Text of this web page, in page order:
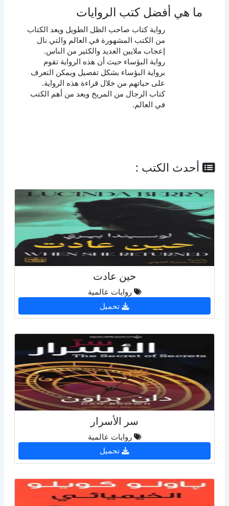
ما هي أفضل كتب الروايات
رواية كتاب صاحب الظل الطويل ويعد الكتاب
من الكتب المشهورة في العالم والتي نال
إعجاب ملايين العديد والكثير من الناس.
رواية البؤساء حيث أن هذه الرواية تقوم
برواية البؤساء بشكل تفصيل ويمكن التعرف
على حياتهم من خلال قراءة هذه الرواية.
كتاب الرجال من المريخ ويعد من أهم الكتب
في العالم.
أحدث الكتب :
حين عادت
روايات عالمية
تحميل
سر الأسرار
روايات عالمية
تحميل